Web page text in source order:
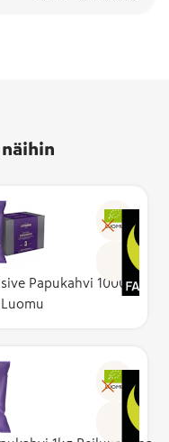
Papukahvi 1000g
LUOMU
LUOMU